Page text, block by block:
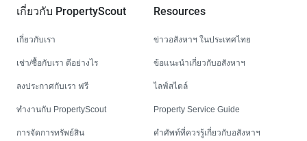
เกี่ยวกับ PropertyScout
เกี่ยวกับเรา
เช่า/ซื้อกับเรา ดีอย่างไร
ลงประกาศกับเรา ฟรี
ทำงานกับ PropertyScout
การจัดการทรัพย์สิน
Resources
ข่าวอสังหาฯ ในประเทศไทย
ข้อแนะนำเกี่ยวกับอสังหาฯ
ไลฟ์สไตล์
Property Service Guide
คำศัพท์ที่ควรรู้เกี่ยวกับอสังหาฯ